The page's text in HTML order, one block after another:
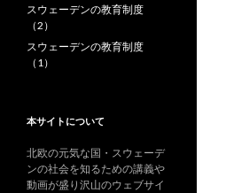
スウェーデンの教育制度
（2）
スウェーデンの教育制度
（1）
本サイトについて
北欧の元気な国・スウェーデ
ンの社会を知るための講義や
動画が盛り沢山のウェブサイ